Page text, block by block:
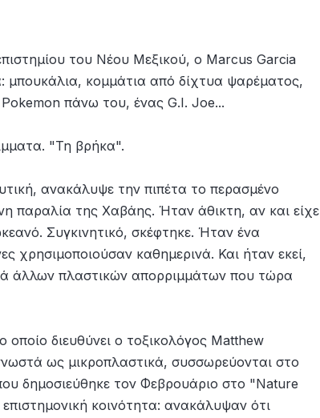
του Νέου Μεξικού, ο Marcus Garcia
κομμάτια από δίχτυα ψαρέματος,
πάνω του, ένας G.I. Joe...
"Τη βρήκα".
ανακάλυψε την πιπέτα το περασμένο
παραλία της Χαβάης. Ήταν άθικτη, αν και είχε
Συγκινητικό, σκέφτηκε. Ήταν ένα
χρησιμοποιούσαν καθημερινά. Και ήταν εκεί,
άλλων πλαστικών απορριμμάτων που τώρα
διευθύνει ο τοξικολόγος Matthew
ως μικροπλαστικά, συσσωρεύονται στο
δημοσιεύθηκε τον Φεβρουάριο στο "Nature
κοινότητα: ανακάλυψαν ότι